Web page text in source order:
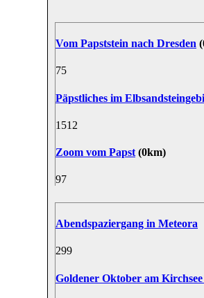
Vom Papststein nach Dresden
75
Päpstliches im
1512
Zoom vom Papst (0km)
97
Abendspaziergang in Meteora
299
Goldener Oktober am